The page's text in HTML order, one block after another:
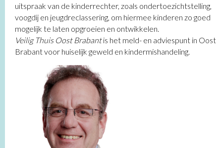
uitspraak van de kinderrechter, zoals ondertoezichtstelling,
voogdij en jeugdreclassering, om hiermee kinderen zo goed
mogelijk te laten opgroeien en ontwikkelen.
Veilig Thuis Oost Brabantis het meld- en adviespunt in Oost
Brabant voor huiselijk geweld en kindermishandeling.